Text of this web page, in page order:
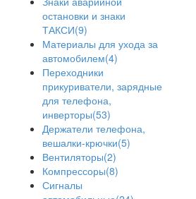
остановки и знаки
ТАКСИ(9)
Материалы для ухода за
автомобилем(4)
Переходники
прикуриватели, зарядные
для телефона,
инверторы(53)
Держатели телефона,
вешалки-крючки(5)
Вентиляторы(2)
Компрессоры(8)
Сигналы